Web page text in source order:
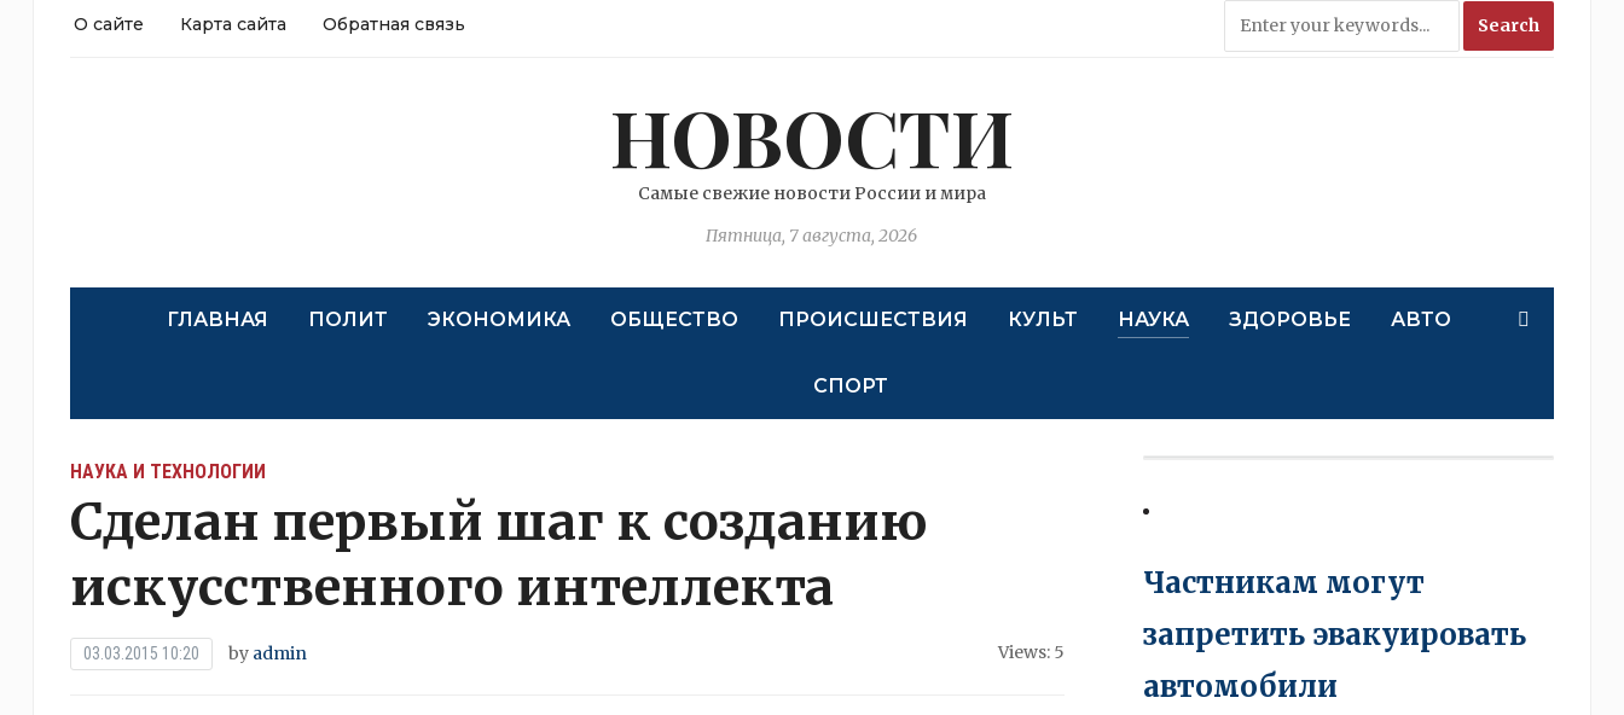
О сайте Карта сайта Обратная связь
НОВОСТИ
Самые свежие новости России и мира
Пятница, 7 августа, 2026
ГЛАВНАЯ ПОЛИТ ЭКОНОМИКА ОБЩЕСТВО ПРОИСШЕСТВИЯ КУЛЬТ НАУКА ЗДОРОВЬЕ АВТО
СПОРТ
НАУКА И ТЕХНОЛОГИИ
Сделан первый шаг к созданию
искусственного интеллекта
03.03.2015 10:20 by admin Views: 5
Частникам могут
запретить эвакуировать
автомобили